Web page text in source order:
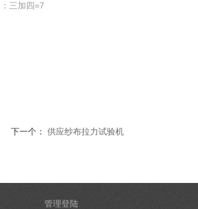
三加四=7
下一个： 供应纱布拉力试验机
管理登陆